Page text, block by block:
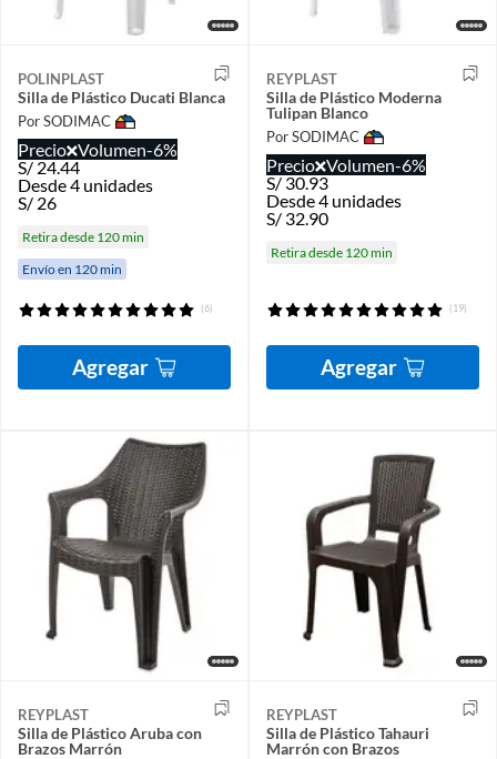
POLINPLAST
Silla de Plástico Ducati Blanca
Por SODIMAC
Precio Volumen-6%
S/24.44
Desde 4 unidades
S/ 26
Retira desde 120 min
Envío en 120 min
(6)
Agregar
REYPLAST
Silla de Plástico Moderna
Tulipan Blanco
Por SODIMAC
Precio Volumen-6%
S/30.93
Desde 4 unidades
S/ 32.90
Retira desde 120 min
(19)
Agregar
REYPLAST
Silla de Plástico Aruba con
Brazos Marrón
REYPLAST
Silla de Plástico Tahauri
Marrón con Brazos